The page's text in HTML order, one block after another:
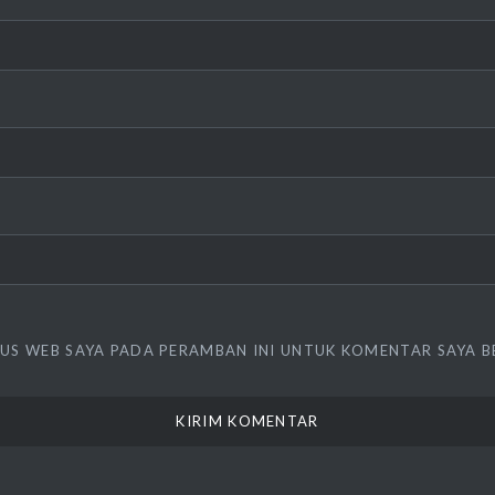
WEB SAYA PADA PERAMBAN INI UNTUK KOMENTAR SAYA